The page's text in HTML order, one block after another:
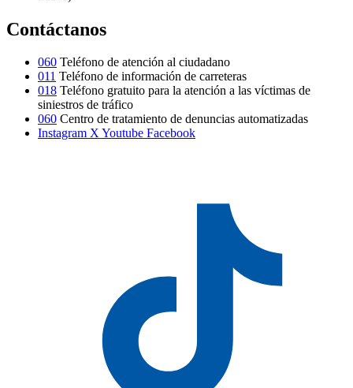
Contáctanos
060 Teléfono de atención al ciudadano
011 Teléfono de información de carreteras
018 Teléfono gratuito para la atención a las víctimas de
siniestros de tráfico
060 Centro de tratamiento de denuncias automatizadas
Instagram XYoutube Facebook